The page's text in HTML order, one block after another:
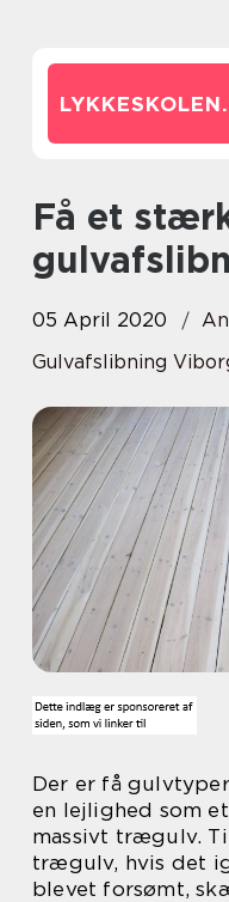
LYKKESKOLEN.
Få et stærkt tilbud på
05 April 2020
Gulvafslibning
Der er få
en lejlighed som
massivt trægulv.
trægulv, hvis det
blevet forsømt,